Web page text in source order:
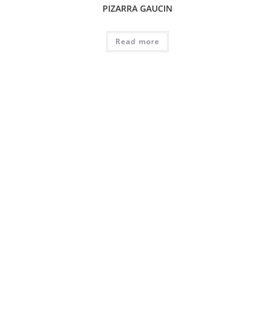
PIZARRA GAUCIN
Read more